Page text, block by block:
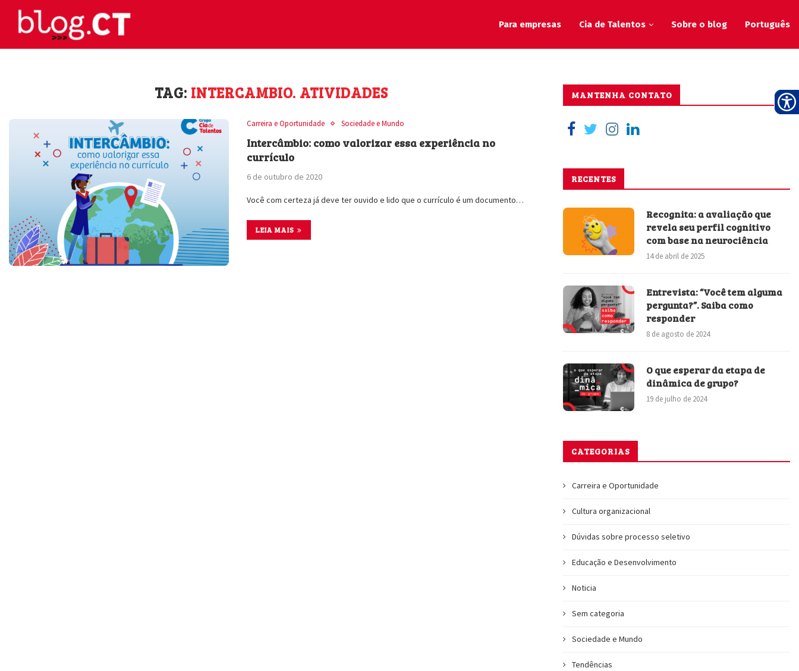
Para empresas Cia de Talentos Sobre o blog Português
TAG: INTERCAMBIO. ATIVIDADES
Carreira e Oportunidade Sociedade e Mundo
Intercâmbio: como valorizar essa experiência no
currículo
6 de outubro de 2020
Você com certeza já deve ter ouvido e lido que o currículo é um documento…
LEIA MAIS
MANTENHA CONTATO
RECENTES
Recognita: a avaliação que
revela seu perfil cognitivo
com base na neurociência
14 de abril de 2025
Entrevista: “Você tem alguma
pergunta?”. Saiba como
responder
8 de agosto de 2024
O que esperar da etapa de
dinâmica de grupo?
19 de julho de 2024
CATEGORIAS
Carreira e Oportunidade
Cultura organizacional
Dúvidas sobre processo seletivo
Educação e Desenvolvimento
Noticia
Sem categoria
Sociedade e Mundo
Tendências